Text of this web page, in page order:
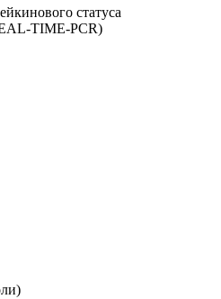
статуса
TIME-PCR)